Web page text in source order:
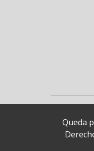
Queda